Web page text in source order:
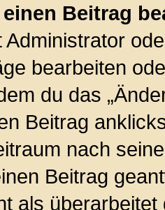
Beitrag
Administrator
bearbeiten
du das
Beitrag
nach
Beitrag
als